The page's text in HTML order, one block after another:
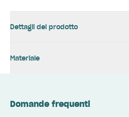
Dettagli del prodotto
Materiale
Domande frequenti